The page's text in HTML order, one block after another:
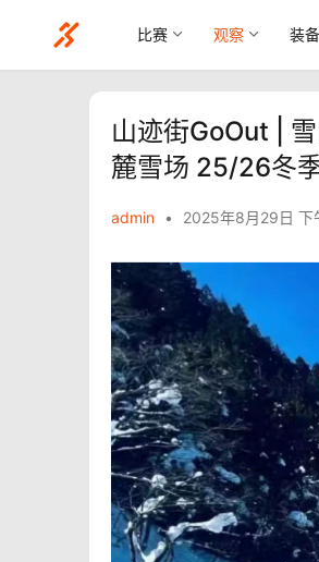
比赛 观察 装备
山迹街GoOut |
麓雪场 25/26冬
admin • 2025年8月29日 下